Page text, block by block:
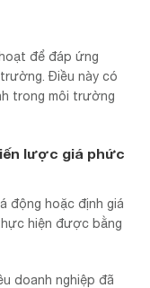
để đáp ứng
Điều này có
trong môi trường
lược giá phức
động hoặc định giá
hiện được bằng
doanh nghiệp đã